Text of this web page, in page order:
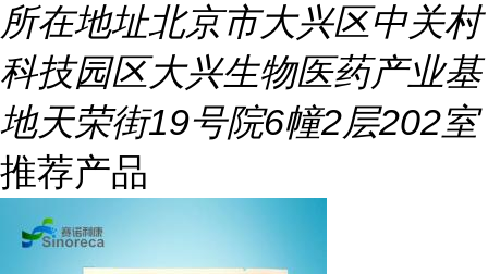
所在地址北京市大兴区中关村
科技园区大兴生物医药产业基
地天荣街19号院6幢2层202室
推荐产品